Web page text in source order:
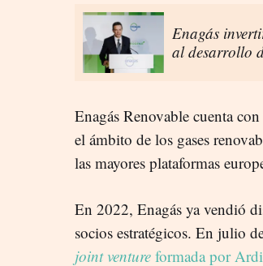
Enagás
al desarrollo
Enagás Renovable cuenta
el ámbito de los gases
las mayores plataformas
En 2022, Enagás ya vendió
socios estratégicos. En julio
joint venture formada por